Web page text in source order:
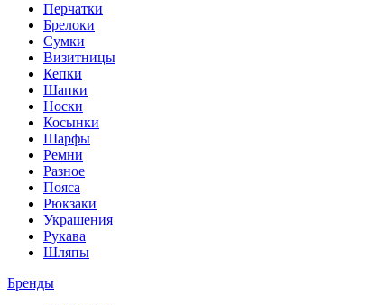
Перчатки
Брелоки
Сумки
Визитницы
Кепки
Шапки
Носки
Косынки
Шарфы
Ремни
Разное
Пояса
Рюкзаки
Украшения
Рукава
Шляпы
Бренды